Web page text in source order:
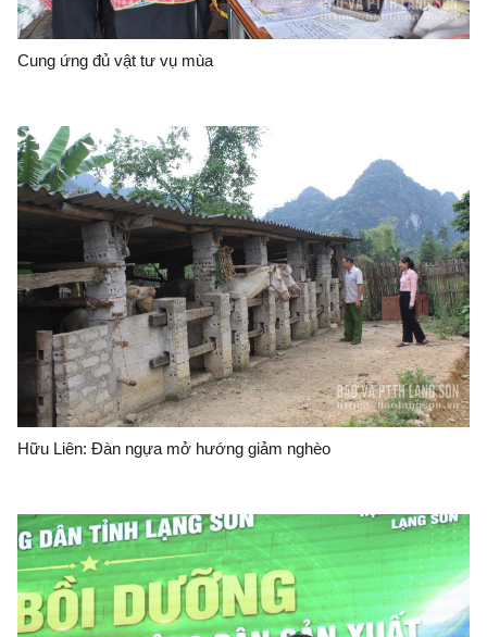
Cung ứng đủ vật tư vụ mùa
Hữu Liên: Đàn ngựa mở hướng giảm nghèo